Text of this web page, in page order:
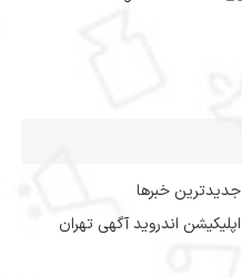
جدیدترین خبرها
اپلیکیشن اندروید آگهی تهران